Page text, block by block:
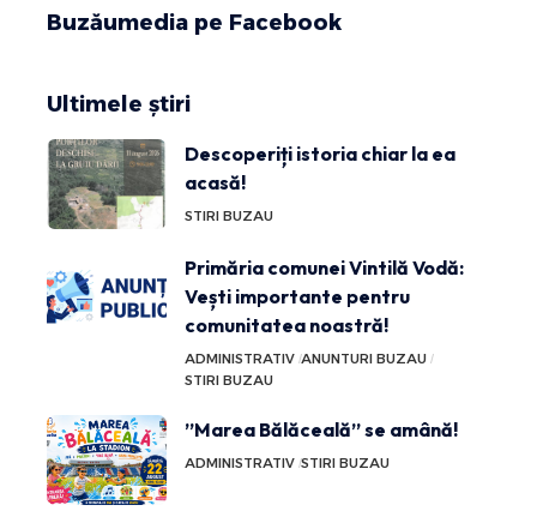
Buzăumedia pe Facebook
Ultimele știri
Descoperiți istoria chiar la ea
acasă!
STIRI BUZAU
Primăria comunei Vintilă Vodă:
Vești importante pentru
comunitatea noastră!
ADMINISTRATIV ANUNTURI BUZAU
STIRI BUZAU
”Marea Bălăceală” se amână!
ADMINISTRATIV STIRI BUZAU